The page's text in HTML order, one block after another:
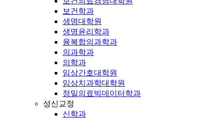
보건학과
생명대학원
생명윤리학과
융복합의과학과
의과학과
의학과
임상간호대학원
임상치과학대학원
정밀의료빅데이터학과
성신교정
신학과